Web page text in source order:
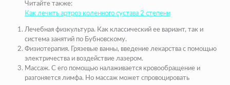
Читайте также:
Как лечить артроз коленного сустава 2 степени
Лечебная физкультура. Как классический ее вариант, так и
система занятий по Бубновскому.
Физиотерапия. Грязевые ванны, введение лекарства с помощью
электричества и воздействие лазером.
Массаж. С его помощью налаживается кровообращение и
разгоняется лимфа. Но массаж может спровоцировать